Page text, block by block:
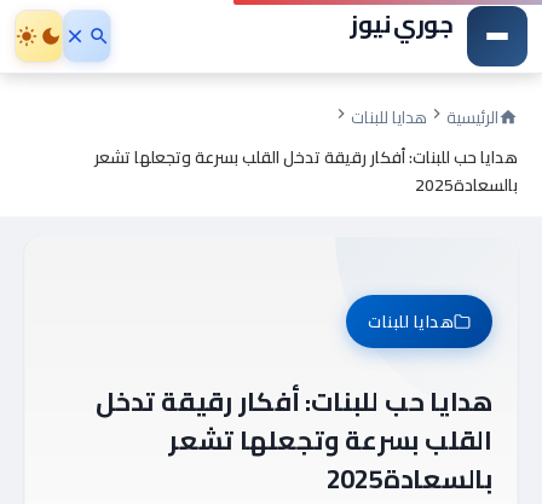
جوري نيوز
الرئيسية
هدايا للبنات
هدايا حب للبنات: أفكار رقيقة تدخل القلب بسرعة وتجعلها تشعر
بالسعادة2025
هدايا للبنات
هدايا حب للبنات: أفكار رقيقة تدخل
القلب بسرعة وتجعلها تشعر
بالسعادة2025